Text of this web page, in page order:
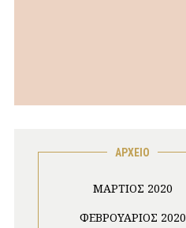
ΑΡΧΕΙΟ
ΜΆΡΤΙΟΣ 2020
ΦΕΒΡΟΥΆΡΙΟΣ 2020